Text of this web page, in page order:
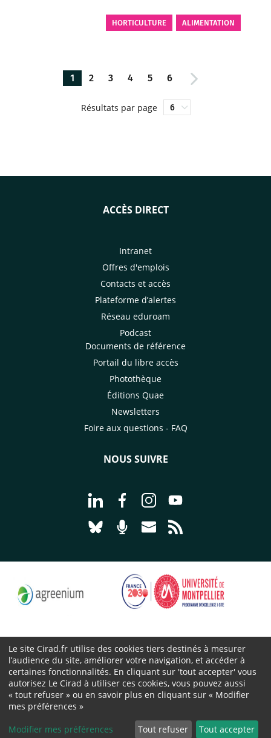
HORTICULTURE ALIMENTATION
1 2 3 4 5 6
Résultats par page
ACCÈS DIRECT
Intranet
Offres d'emplois
Contacts et accès
Plateforme d’alertes
Réseau eduroam
Podcast
Documents de référence
Portail du libre accès
Photothèque
Éditions Quae
Newsletters
Foire aux questions - FAQ
NOUS SUIVRE
Aller à la page Nous suivre sur
Aller à la page Nous suivre sur
Aller à la page Nous
Aller à la page
Aller à la page Nous suivre sur
Aller à la page Nourrir le
Aller à la page Nous
Cirad 2026 ©
Mentions légales
Protection des données personnelles
Cookies
Le site Cirad.fr utilise des cookies tiers destinés à mesurer
l’audience du site, améliorer votre navigation, et accéder à
certaines fonctionnalités. En cliquant sur 'tout accepter' vous
autorisez Le Cirad à utiliser ces cookies, vous pouvez aussi
« tout refuser » ou en savoir plus en cliquant sur « Modifier
mes préférences »
Modifier mes préférences Tout refuser Tout accepter